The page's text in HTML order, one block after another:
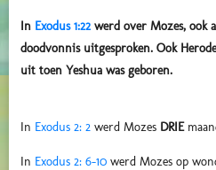
In Exodus 1:22 werd over Mozes, ook
doodvonnis uitgesproken. Ook
uit toen Yeshua was geboren.
In Exodus 2: 2 werd Mozes DRIE
In Exodus 2: 6-10 werd Mozes op